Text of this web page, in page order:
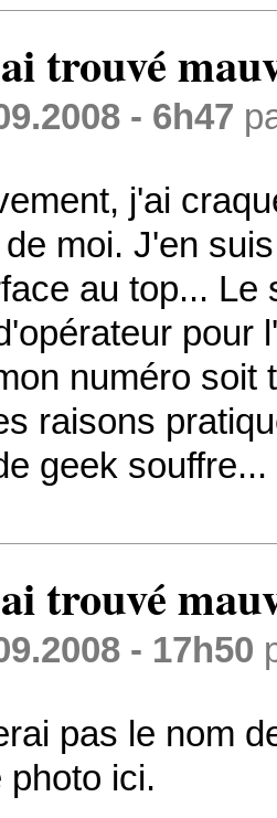
trouvé
- 6h47
j'ai
moi. J'en
au top...
pour
numéro soit
raisons
geek souffre...
trouvé
- 17h50
pas le nom
photo ici.